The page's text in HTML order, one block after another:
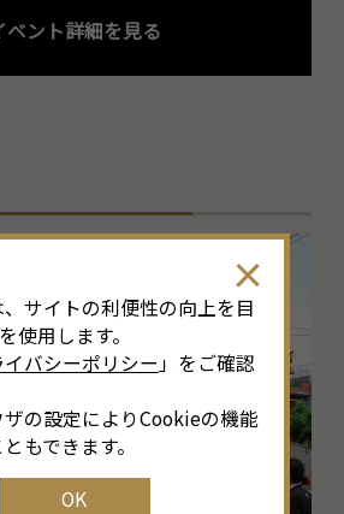
ベント詳細を見る
サイトの利便性の向上を目
使用します。
イバシーポリシー 」をご確認
の設定によりCookieの機能
もできます。
OK